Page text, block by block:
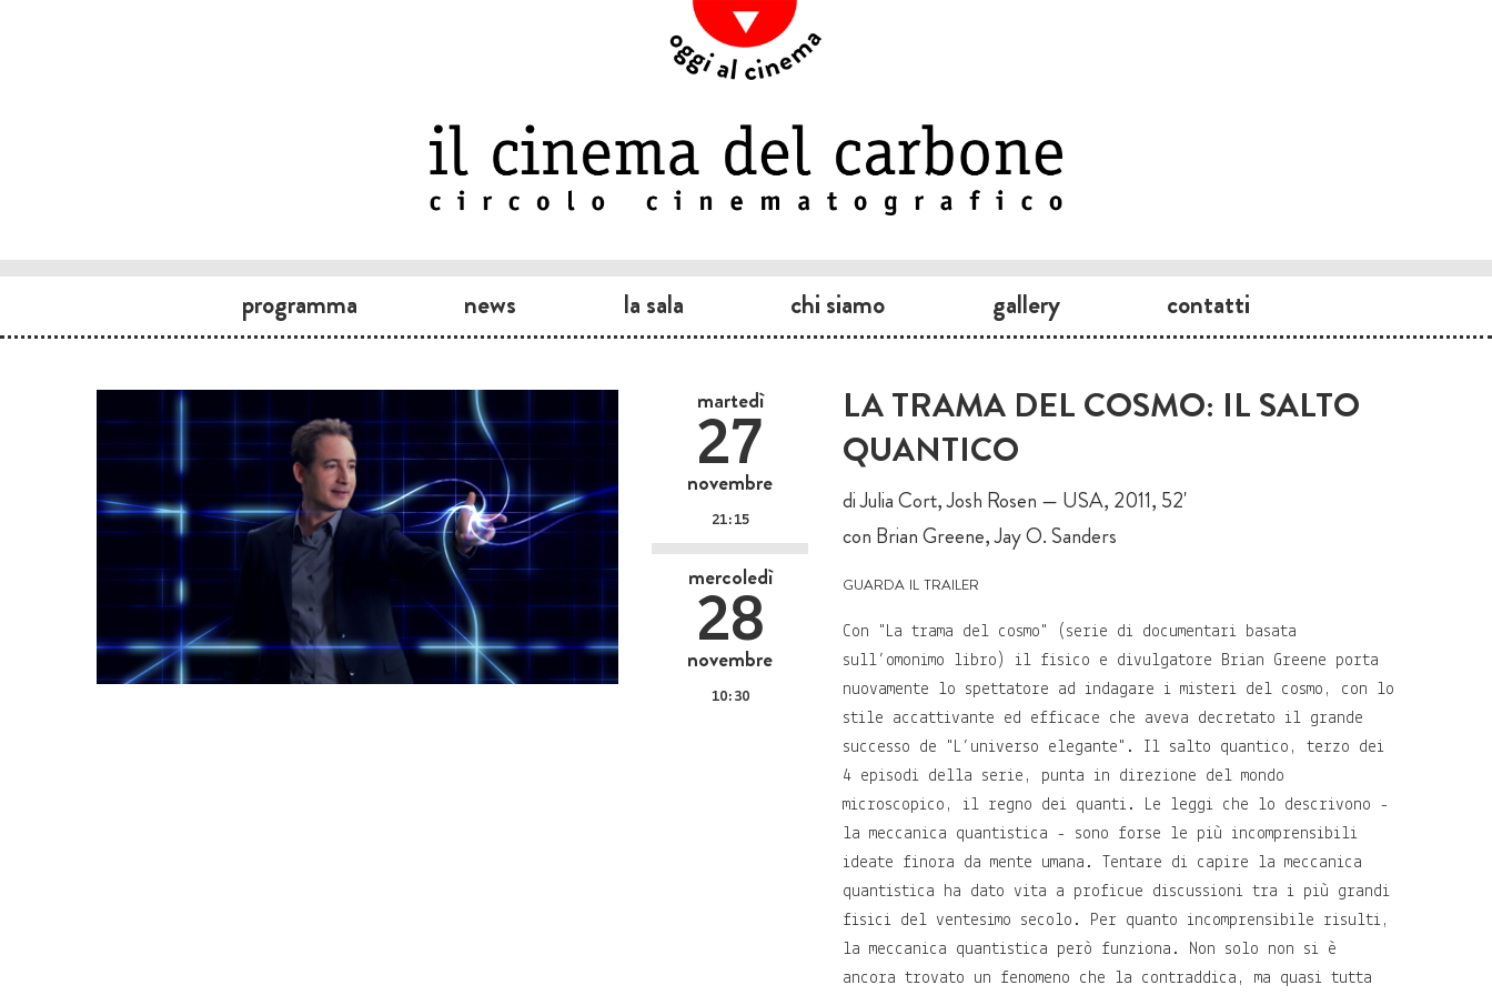
programma news la sala chi siamo gallery contatti
martedì
27
novembre
21:15
mercoledì
28
novembre
10:30
LA TRAMA DEL COSMO: IL SALTO
QUANTICO
di Julia Cort, Josh Rosen — USA, 2011, 52'
con Brian Greene, Jay O. Sanders
guarda il trailer
Con "La trama del cosmo" (serie di documentari basata
sull’omonimo libro) il fisico e divulgatore Brian Greene porta
nuovamente lo spettatore ad indagare i misteri del cosmo, con lo
stile accattivante ed efficace che aveva decretato il grande
successo de "L’universo elegante". Il salto quantico, terzo dei
4 episodi della serie, punta in direzione del mondo
microscopico, il regno dei quanti. Le leggi che lo descrivono -
la meccanica quantistica - sono forse le più incomprensibili
ideate finora da mente umana. Tentare di capire la meccanica
quantistica ha dato vita a proficue discussioni tra i più grandi
fisici del ventesimo secolo. Per quanto incomprensibile risulti,
la meccanica quantistica però funziona. Non solo non si è
ancora trovato un fenomeno che la contraddica, ma quasi tutta